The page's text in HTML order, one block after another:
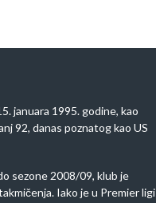
januara 1995. godine, kao
92, danas poznatog kao US
sezone 2008/09, klub je
Iako je u Premier ligi